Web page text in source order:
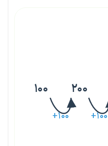
۱۰۰ ۲۰۰
+۱۰۰ +۱۰۰